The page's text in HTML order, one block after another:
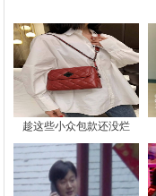
趁这些小众包款还没烂